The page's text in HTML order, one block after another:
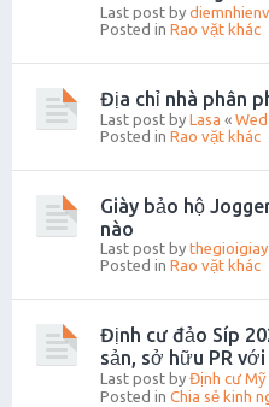
Last post by
Posted in Rao vặt khác
Địa chỉ nhà phân
Last post by Lasa «
Posted in Rao vặt khác
Giày bảo hộ
nào
Last post by thegioigiay
Posted in Rao vặt khác
Định cư đảo Síp
sản, sở hữu PR
Last post by Định cư Mỹ
Posted in Chia sẻ kinh